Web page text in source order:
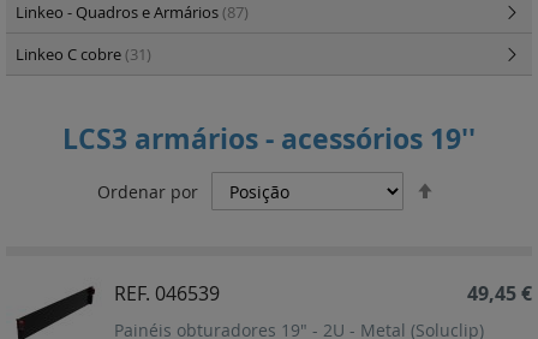
LCS3 armários - acessórios 19''
Ordenar por
REF. 046539
Painéis obturadores 19" - 2U - Metal (Soluclip)
49,45 €
Linkeo - Quadros e Armários(87)
Linkeo C cobre(31)